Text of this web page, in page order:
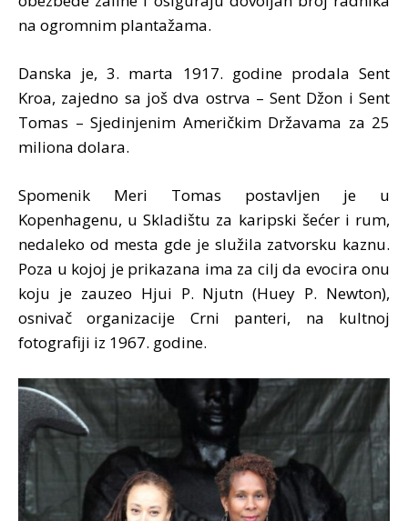
na ogromnim plantažama.
Danska je, 3. marta 1917. godine prodala Sent
Kroa, zajedno sa još dva ostrva – Sent Džon i Sent
Tomas – Sjedinjenim Američkim Državama za 25
miliona dolara.
Spomenik Meri Tomas postavljen je u
Kopenhagenu, u Skladištu za karipski šećer i rum,
nedaleko od mesta gde je služila zatvorsku kaznu.
Poza u kojoj je prikazana ima za cilj da evocira onu
koju je zauzeo Hjui P. Njutn (Huey P. Newton),
osnivač organizacije Crni panteri, na kultnoj
fotografiji iz 1967. godine.